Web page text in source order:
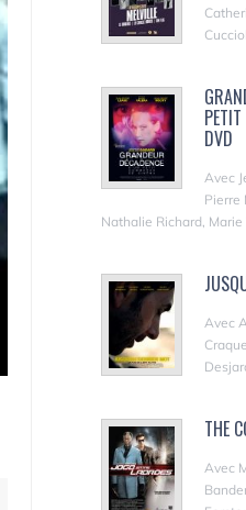
DVD
Avec
Pierre
Nathalie Richard, Marie
Avec
THE
Avec